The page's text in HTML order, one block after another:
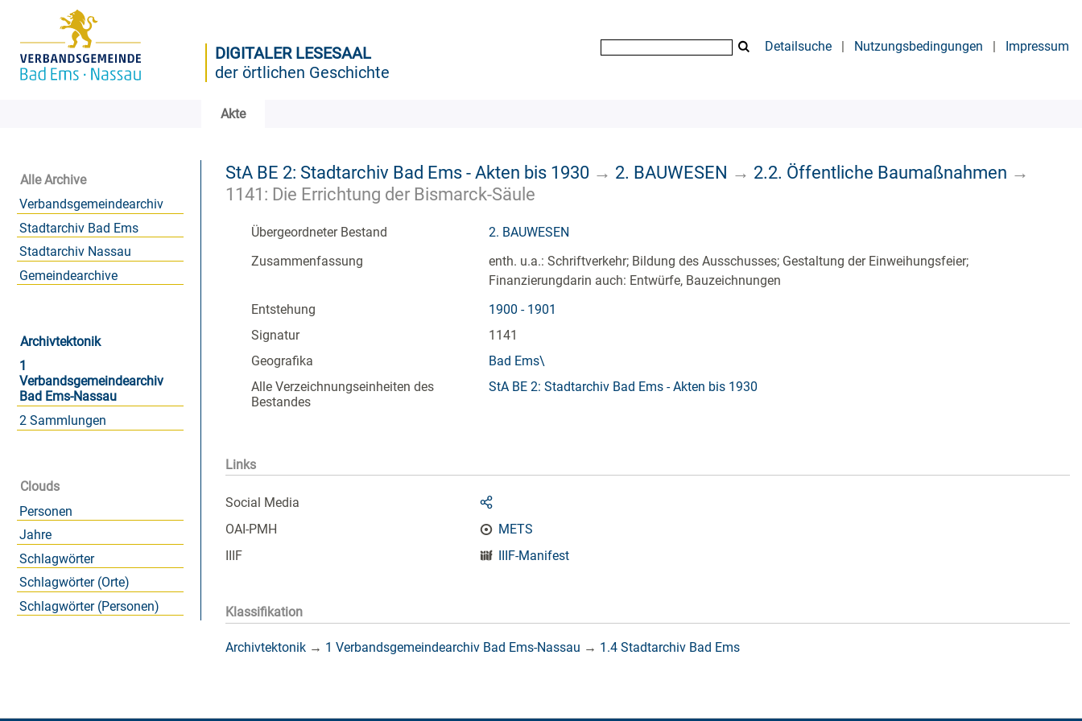
DIGITALER LESESAAL
der örtlichen Geschichte
Detailsuche | Nutzungsbedingungen | Impressum
Akte
Alle Archive
Verbandsgemeindearchiv
Stadtarchiv Bad Ems
Stadtarchiv Nassau
Gemeindearchive
Archivtektonik
1
Verbandsgemeindearchiv
Bad Ems-Nassau
2 Sammlungen
Clouds
Personen
Jahre
Schlagwörter
Schlagwörter (Orte)
Schlagwörter (Personen)
StA BE 2: Stadtarchiv Bad Ems - Akten bis 1930 → 2. BAUWESEN → 2.2. Öffentliche Baumaßnahmen →
1141: Die Errichtung der Bismarck-Säule
Übergeordneter Bestand
2. BAUWESEN
Zusammenfassung
enth. u.a.: Schriftverkehr; Bildung des Ausschusses; Gestaltung der Einweihungsfeier;
Finanzierungdarin auch: Entwürfe, Bauzeichnungen
Entstehung
1900 - 1901
Signatur
1141
Geografika
Bad Ems\
Alle Verzeichnungseinheiten des
Bestandes
StA BE 2: Stadtarchiv Bad Ems - Akten bis 1930
Links
Social Media
OAI-PMH
METS
IIIF
IIIF-Manifest
Klassifikation
Archivtektonik → 1 Verbandsgemeindearchiv Bad Ems-Nassau → 1.4 Stadtarchiv Bad Ems